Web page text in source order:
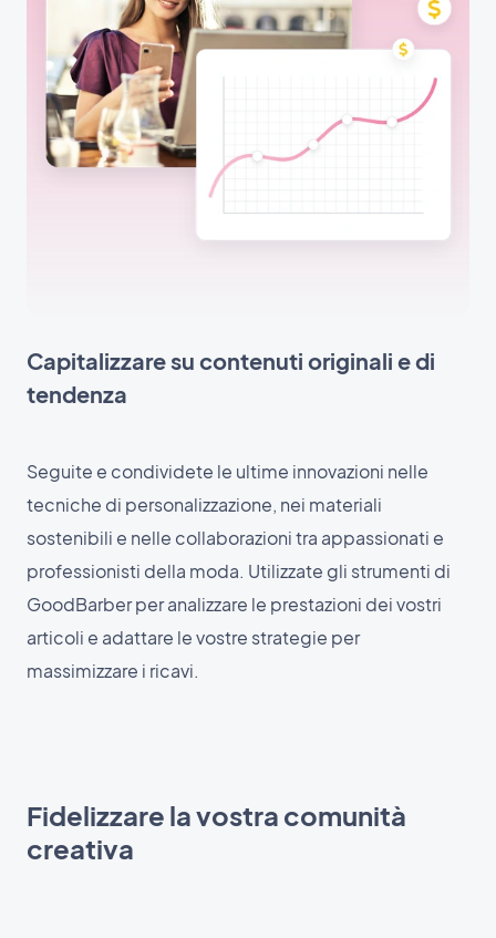
Capitalizzare su contenuti originali e di
tendenza
Seguite e condividete le ultime innovazioni nelle
tecniche di personalizzazione, nei materiali
sostenibili e nelle collaborazioni tra appassionati e
professionisti della moda. Utilizzate gli strumenti di
GoodBarber per analizzare le prestazioni dei vostri
articoli e adattare le vostre strategie per
massimizzare i ricavi.
Fidelizzare la vostra comunità
creativa